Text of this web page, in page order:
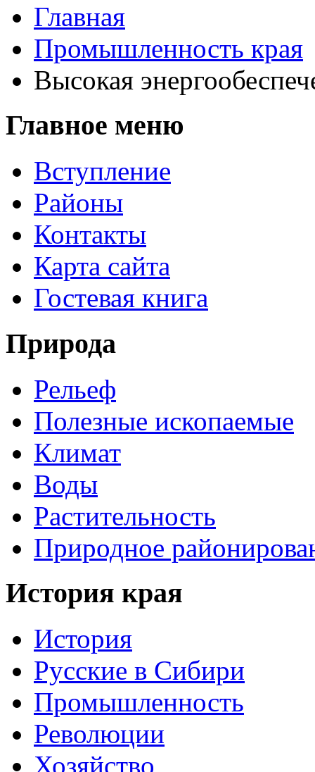
Главная
Промышленность края
Высокая
Главное меню
Вступление
Районы
Контакты
Карта сайта
Гостевая книга
Природа
Рельеф
Полезные ископаемые
Климат
Воды
Растительность
Природное
История края
История
Русские в Сибири
Промышленность
Революции
Хозяйство